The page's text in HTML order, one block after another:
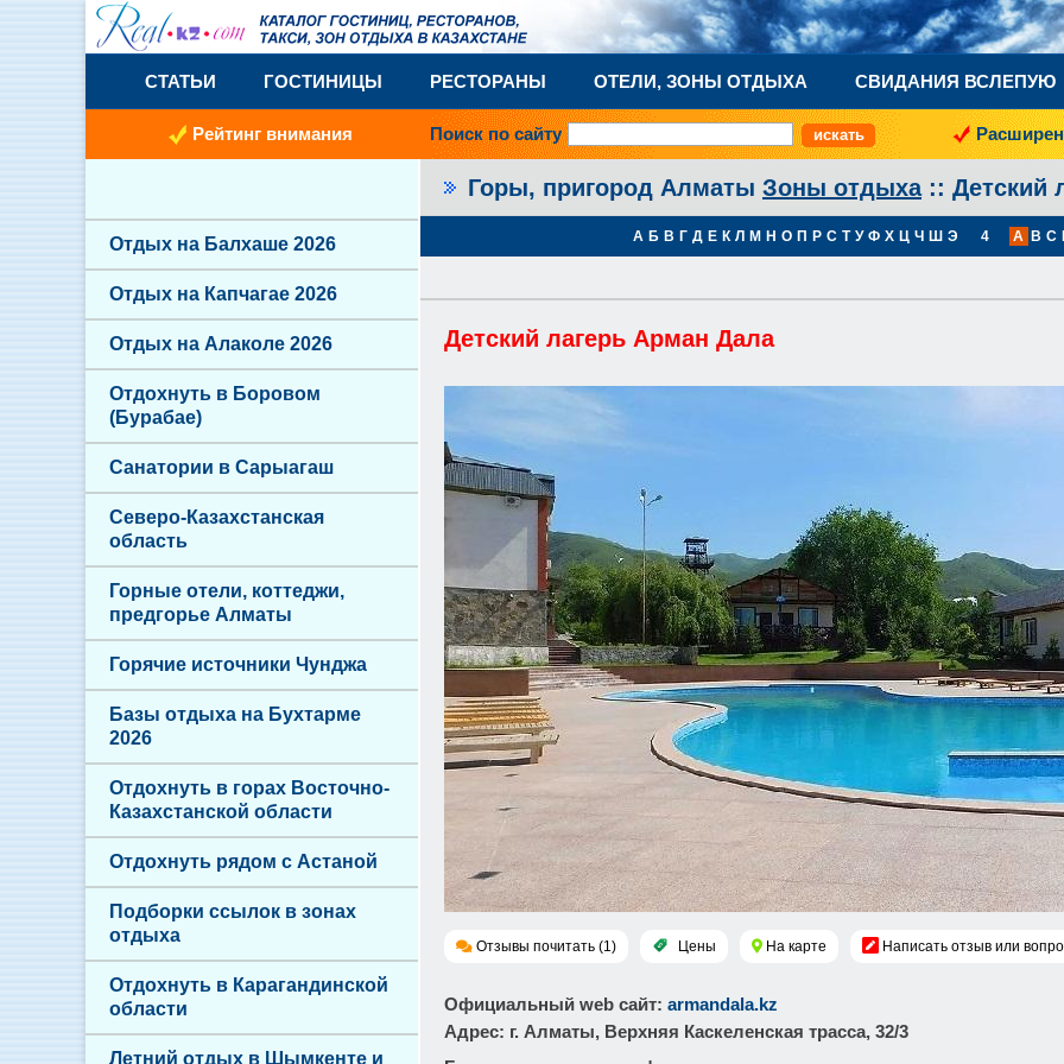
СТАТЬИ ГОСТИНИЦЫ РЕСТОРАНЫ ОТЕЛИ, ЗОНЫ ОТДЫХА СВИДАНИЯ ВСЛЕПУЮ
Рейтинг внимания Поиск по сайту
Горы, пригород Алматы Зоны отдыха:: Детский
А Б В Г Д Е К Л М Н О П Р С Т У Ф Х Ц Ч Ш Э 4 A B C
Детский лагерь Арман Дала
Отзывы почитать (1) Цены На карте Написать отзыв или
Официальный web сайт: armandala.kz
Адрес: г. Алматы, ​Верхняя Каскеленская трасса, 32/3
Отдых на Балхаше 2026
Отдых на Капчагае 2026
Отдых на Алаколе 2026
Отдохнуть в Боровом
(Бурабае)
Санатории в Сарыагаш
Северо-Казахстанская
область
Горные отели, коттеджи,
предгорье Алматы
Горячие источники Чунджа
Базы отдыха на Бухтарме
2026
Отдохнуть в горах Восточно-
Казахстанской области
Отдохнуть рядом с Астаной
Подборки ссылок в зонах
отдыха
Отдохнуть в Карагандинской
области
Летний отдых в Шымкенте и